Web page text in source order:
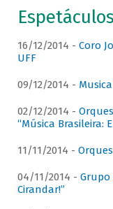
16/12/2014 - Coro
UFF
09/12/2014 -
02/12/2014 -
“Música Brasileira:
11/11/2014 -
04/11/2014 - Grupo
Cirandar!”